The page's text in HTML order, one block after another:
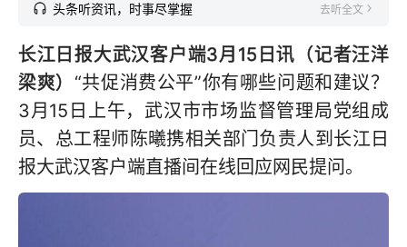
头条听资讯，时事尽掌握 去听全文
长江日报大武汉客户端3月15日讯（记者汪洋
梁爽） “共促消费公平”你有哪些问题和建议？
3月15日上午，武汉市市场监督管理局党组成
员、总工程师陈曦携相关部门负责人到长江日
报大武汉客户端直播间在线回应网民提问。